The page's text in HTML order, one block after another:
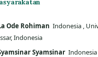
Ode Rohiman Indonesia ,
Indonesia
Syamsinar Indonesia